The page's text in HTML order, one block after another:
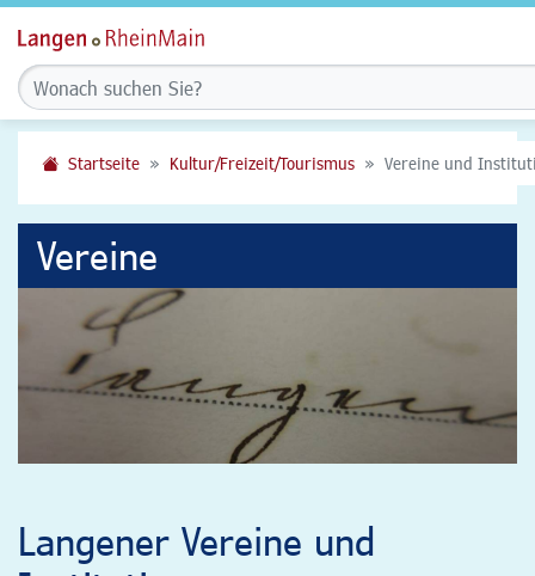
Startseite Kultur/Freizeit/Tourismus Vereine und
Vereine
Langener Vereine und